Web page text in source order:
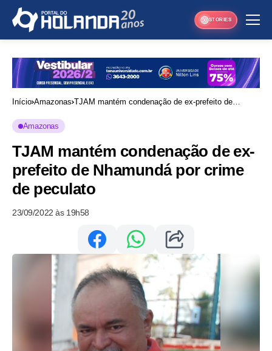
STORIES
Início Amazonas TJAM mantém condenação de ex-prefeito de
Amazonas
TJAM mantém condenação de ex-
prefeito de Nhamundá por crime
de peculato
23/09/2022 às 19h58